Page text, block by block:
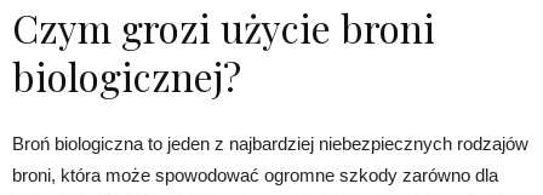
Czym grozi użycie broni
biologicznej?
Broń biologiczna to jeden z najbardziej niebezpiecznych rodzajów
broni, która może spowodować ogromne szkody zarówno dla